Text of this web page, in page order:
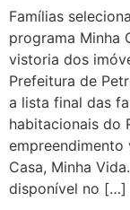
Famílias
programa Minha
vistoria dos
Prefeitura de
a lista final das
habitacionais do
empreendimento
Casa, Minha
disponível no […]